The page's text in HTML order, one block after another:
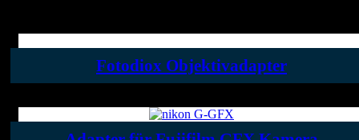
Fotodiox Objektivadapter